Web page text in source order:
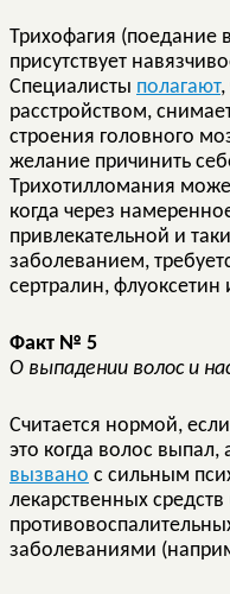
Трихофагия (поедание
присутствует
Специалисты полагают,
расстройством,
строения головного
желание причинить
Трихотилломания
когда через
привлекательной и
заболеванием,
сертралин,
Факт № 5
О выпадении волос и
Считается нормой,
это когда волос
вызвано с сильным
лекарственных
заболеваниями